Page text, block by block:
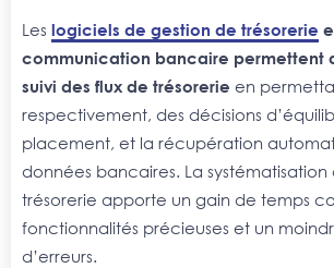
Les logiciels de gestion de trésorerie
communication bancaire permettent
suivi des flux de trésorerie en
respectivement, des décisions
placement, et la récupération
données bancaires. La
trésorerie apporte un gain de temps
fonctionnalités précieuses et un
d’erreurs.